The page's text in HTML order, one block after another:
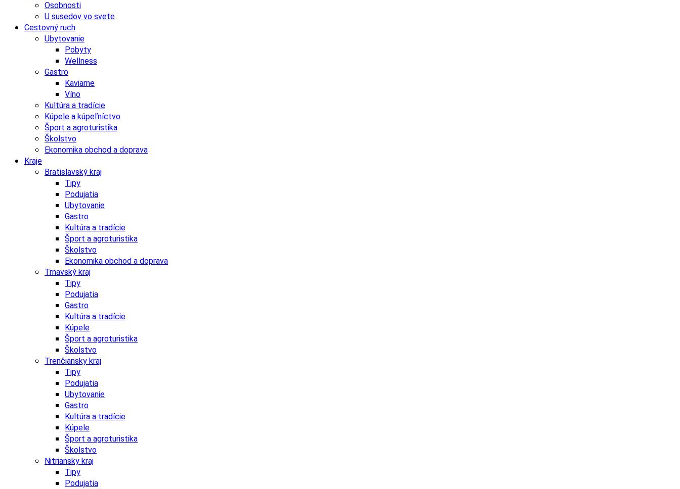
Osobnosti
U susedov vo svete
Cestovný ruch
Ubytovanie
Pobyty
Wellness
Gastro
Kaviarne
Víno
Kultúra a tradície
Kúpele a kúpeľníctvo
Šport a agroturistika
Školstvo
Ekonomika obchod a doprava
Kraje
Bratislavský kraj
Tipy
Podujatia
Ubytovanie
Gastro
Kultúra a tradície
Šport a agroturistika
Školstvo
Ekonomika obchod a doprava
Trnavský kraj
Tipy
Podujatia
Gastro
Kultúra a tradície
Kúpele
Šport a agroturistika
Školstvo
Trenčiansky kraj
Tipy
Podujatia
Ubytovanie
Gastro
Kultúra a tradície
Kúpele
Šport a agroturistika
Školstvo
Nitriansky kraj
Tipy
Podujatia